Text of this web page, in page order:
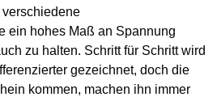
ein hohes Maß an Spannung
zu halten. Schritt für Schritt wird
gezeichnet, doch die
kommen, machen ihn immer